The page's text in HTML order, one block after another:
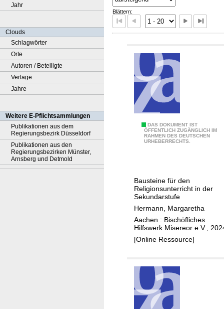
Jahr
Clouds
Schlagwörter
Orte
Autoren / Beteiligte
Verlage
Jahre
Weitere E-Pflichtsammlungen
Publikationen aus dem
Regierungsbezirk Düsseldorf
Publikationen aus den
Regierungsbezirken Münster,
Arnsberg und Detmold
Blättern:
DAS DOKUMENT IST
ÖFFENTLICH ZUGÄNGLICH IM
RAHMEN DES DEUTSCHEN
URHEBERRECHTS.
a
n
g
Bausteine für den
Religionsunterricht in der
Sekundarstufe
Hermann, Margaretha
Aachen : Bischöfliches
Hilfswerk Misereor e.V.,
[Online Ressource]